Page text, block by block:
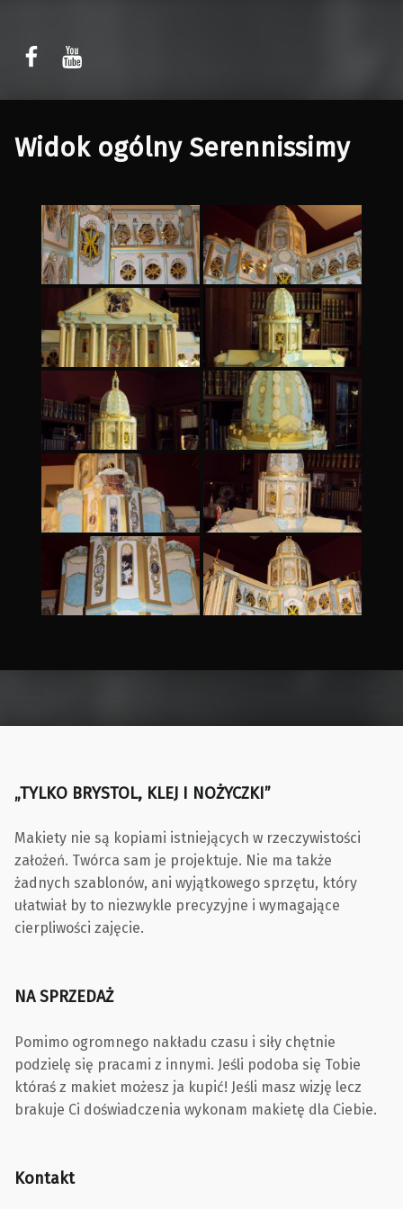
W Rytmie Światła – miasto wyobrażone
Widok ogólny Serennissimy
„TYLKO BRYSTOL, KLEJ I NOŻYCZKI”
Makiety nie są kopiami istniejących w rzeczywistości
założeń. Twórca sam je projektuje. Nie ma także
żadnych szablonów, ani wyjątkowego sprzętu, który
ułatwiał by to niezwykle precyzyjne i wymagające
cierpliwości zajęcie.
NA SPRZEDAŻ
Pomimo ogromnego nakładu czasu i siły chętnie
podzielę się pracami z innymi. Jeśli podoba się Tobie
któraś z makiet możesz ja kupić! Jeśli masz wizję lecz
brakuje Ci doświadczenia wykonam makietę dla Ciebie.
Kontakt